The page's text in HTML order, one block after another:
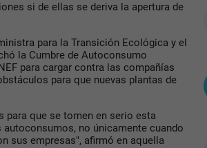
si de ellas se deriva la apertura de
para la Transición Ecológica y el
la Cumbre de Autoconsumo
para cargar contra las compañías
para que nuevas plantas de
que se tomen en serio esta
no únicamente cuando
sus empresas", afirmó en aquella